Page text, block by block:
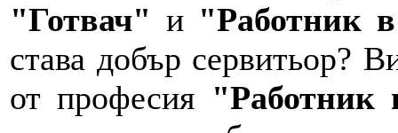
"Готвач" и"Работник в
става добър сервитьор?
от професия "Работник